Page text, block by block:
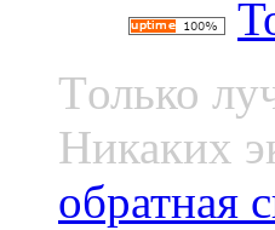
Tолько
Никаких
обратная